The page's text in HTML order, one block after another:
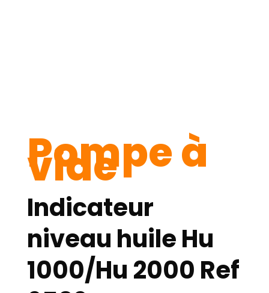
Pompe à
vide
Indicateur
niveau huile Hu
1000/Hu 2000 Ref